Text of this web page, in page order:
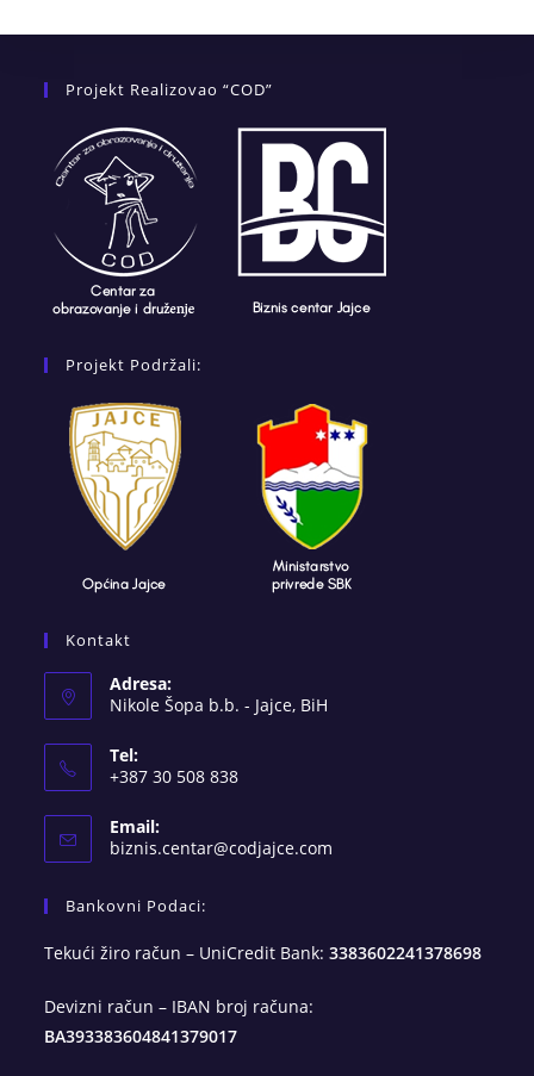
Projekt Realizovao “COD”
Projekt Podržali:
Kontakt
Adresa:
Nikole Šopa b.b. - Jajce, BiH
Tel:
+387 30 508 838
Email:
biznis.centar@codjajce.com
Bankovni Podaci:
Tekući žiro račun – UniCredit Bank:3383602241378698
Devizni račun – IBAN broj računa:
BA393383604841379017